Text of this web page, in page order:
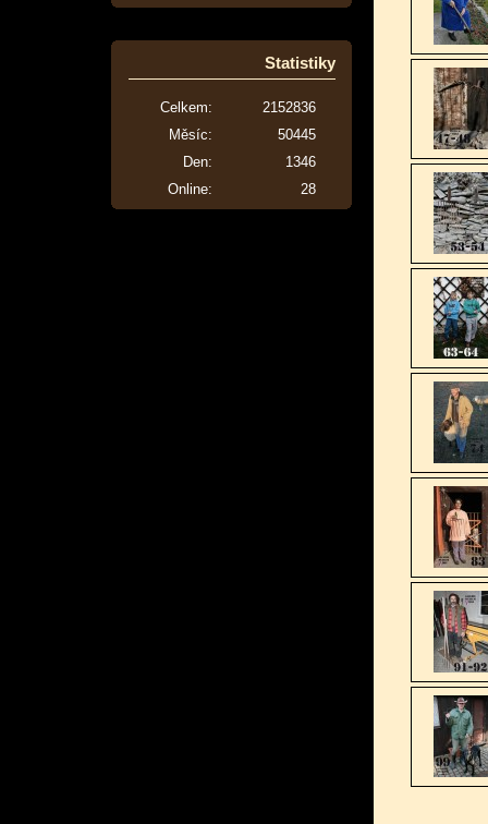
Statistiky
Online: 28
Celkem:
2152836
Měsíc:
50445
Den:
1346